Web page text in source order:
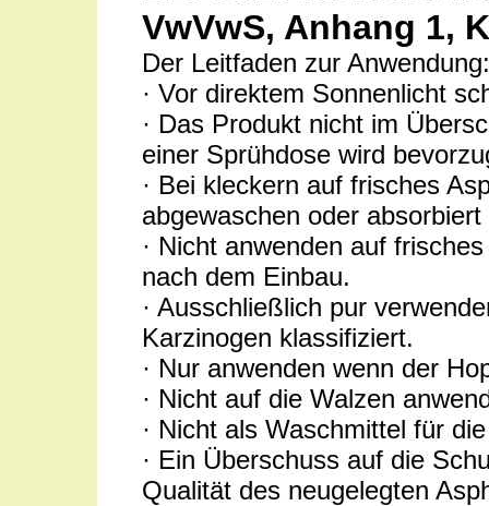
VwVwS, Anhang 1,
Der Leitfaden zur Anwendung:
· Vor direktem Sonnenlicht
· Das Produkt nicht im
einer Sprühdose wird
· Bei kleckern auf frisches
abgewaschen oder
· Nicht anwenden auf
nach dem Einbau.
· Ausschließlich pur
Karzinogen klassifiziert.
· Nur anwenden wenn der
· Nicht auf die Walzen
· Nicht als Waschmittel für
· Ein Überschuss auf die
Qualität des neugelegten